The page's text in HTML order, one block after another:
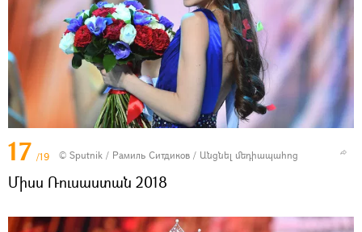
17 /19 © Sputnik / Рамиль Ситдиков / Անցնել մեդիապահոց
Միսս Ռուսաստան 2018